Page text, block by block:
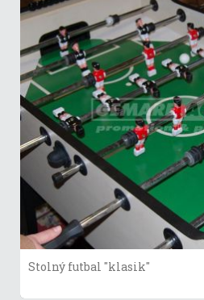
Stolný futbal "klasik"